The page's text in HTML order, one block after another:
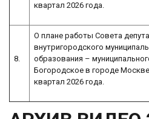
квартал 2026 года.
8.
О плане работы Совета
внутригородского
образования –
Богородское в городе
квартал 2026 года.